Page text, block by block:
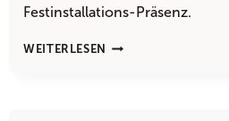
Festinstallations-Präsenz.
WEITERLESEN
IST